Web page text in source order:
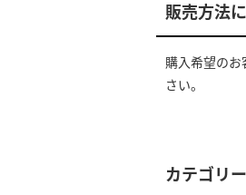
販売方法
購入希望のお
さい。
カテゴリー